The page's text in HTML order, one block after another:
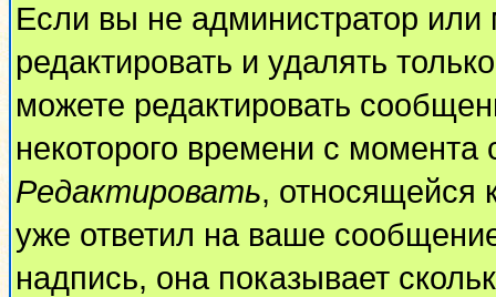
Если вы не администратор
редактировать и удалять
можете редактировать
некоторого времени с
Редактировать, относящейся
уже ответил на ваше
надпись, она показывает